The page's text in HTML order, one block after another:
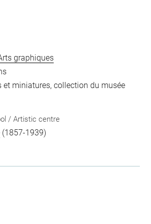
graphiques
et miniatures, collection du musée
/ Artistic centre
(1857-1939)